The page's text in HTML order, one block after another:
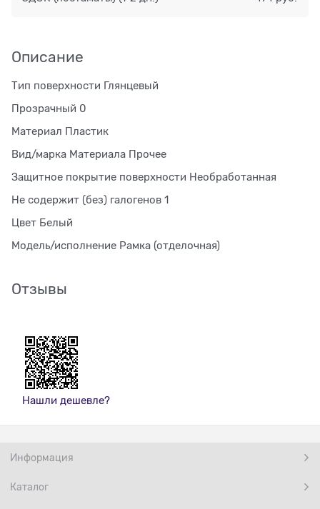
Описание
Тип поверхности Глянцевый
Прозрачный 0
Материал Пластик
Вид/марка Материала Прочее
Защитное покрытие поверхности Необработанная
Не содержит (без) галогенов 1
Цвет Белый
Модель/исполнение Рамка (отделочная)
Отзывы
Нашли дешевле?
Информация
Каталог